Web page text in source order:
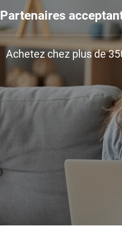
Partenaires
Achetez chez plus de